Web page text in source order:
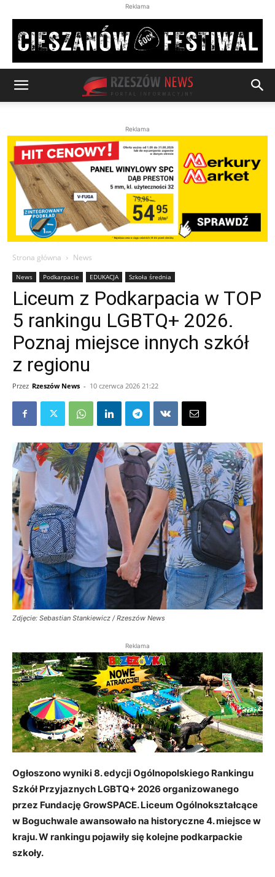
Reklama
Reklama
Strona główna News
News Podkarpacie EDUKACJA Szkoła średnia
Liceum z Podkarpacia w TOP
5 rankingu LGBTQ+ 2026.
Poznaj miejsce innych szkół
z regionu
Przez Rzeszów News - 10 czerwca 2026 21:22
Zdjęcie: Sebastian Stankiewicz / Rzeszów News
Reklama
Ogłoszono wyniki 8. edycji Ogólnopolskiego Rankingu
Szkół Przyjaznych LGBTQ+ 2026 organizowanego
przez Fundację GrowSPACE. Liceum Ogólnokształcące
w Boguchwale awansowało na historyczne 4. miejsce w
kraju. W rankingu pojawiły się kolejne podkarpackie
szkoły.